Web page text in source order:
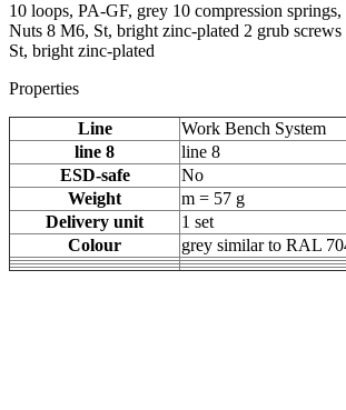
10 loops, PA-GF, grey 10 compression springs,
Nuts 8 M6, St, bright zinc-plated 2 grub
St, bright zinc-plated
Properties
Line
Work Bench System
line 8
line 8
ESD-safe
No
Weight
m = 57 g
Delivery unit
1 set
Colour
grey similar to RAL